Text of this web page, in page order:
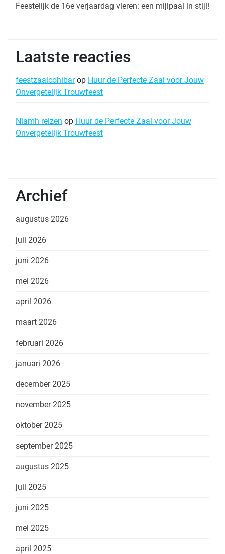
Feestelijk de 16e verjaardag vieren: een mijlpaal in stijl!
Laatste reacties
feestzaalcohibarop Huur de Perfecte Zaal voor Jouw
Onvergetelijk Trouwfeest
Niamh reizen op Huur de Perfecte Zaal voor Jouw
Onvergetelijk Trouwfeest
Archief
augustus 2026
juli 2026
juni 2026
mei 2026
april 2026
maart 2026
februari 2026
januari 2026
december 2025
november 2025
oktober 2025
september 2025
augustus 2025
juli 2025
juni 2025
mei 2025
april 2025